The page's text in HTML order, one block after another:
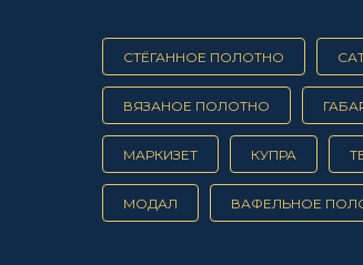
СТЁГАННОЕ ПОЛОТНО
ВЯЗАНОЕ ПОЛОТНО
МАРКИЗЕТ КУПРА
МОДАЛ ВАФЕЛЬНОЕ